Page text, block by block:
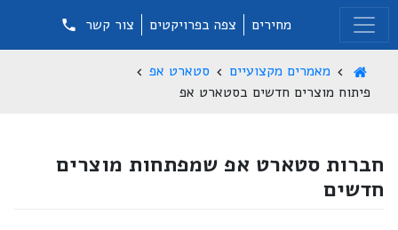
מחירים צפה בפרויקטים צור קשר
מאמרים מקצועיים
סטארט אפ
פיתוח מוצרים חדשים בסטארט אפ
חברות סטארט אפ שמפתחות מוצרים
חדשים